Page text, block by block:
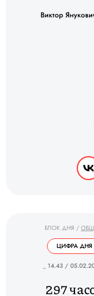
Виктор
БЛОК ДНЯ /
ЦИФРА ДНЯ
_ 14.43 /
297